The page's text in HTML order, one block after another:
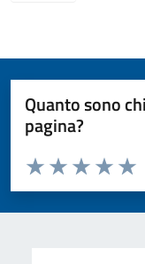
Quanto sono
pagina?
Valuta da 1 a 5 stelle la
Valuta
Valuta 3
Valuta 2 stelle
Valuta 1 stelle su 5